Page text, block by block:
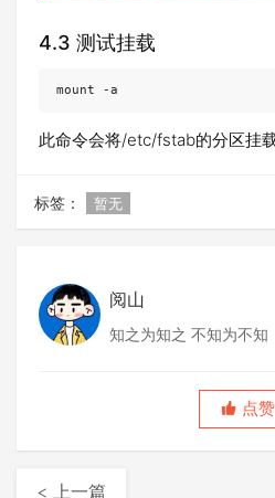
4.3 测试挂载
mount -a
此命令会将/etc/fstab的分区挂
标签： 暂无
阅山
知之为知之 不知为不知
点赞
< 上一篇